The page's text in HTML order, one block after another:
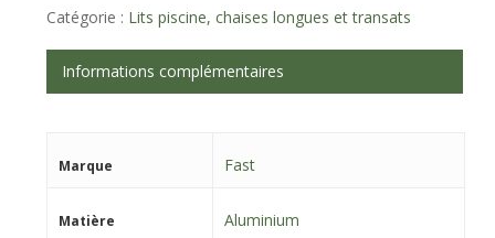
Catégorie : Lits piscine, chaises longues et transats
Informations complémentaires
Marque Fast
Matière Aluminium